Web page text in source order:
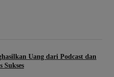
Uang dari Podcast dan
Sukses